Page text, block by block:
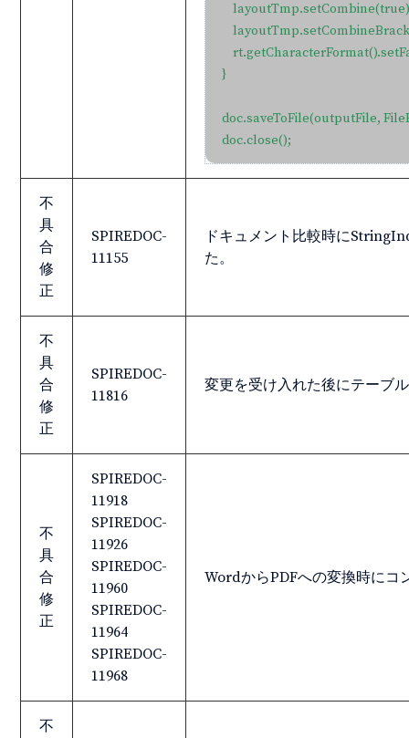
}
doc.saveToFile(outputFile,
doc.close();
不
具
合
修
正
SPIREDOC-
11155
ドキュメント比較時に
た。
不
具
合
修
正
SPIREDOC-
11816
変更を受け入れた後にテーブ
不
具
合
修
正
SPIREDOC-
11918
SPIREDOC-
11926
SPIREDOC-
11960
SPIREDOC-
11964
SPIREDOC-
11968
WordからPDFへの変換時にコ
不